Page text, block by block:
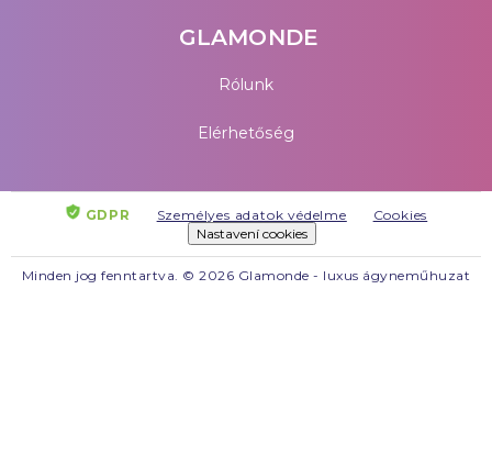
GLAMONDE
Rólunk
Elérhetőség
GDPR Személyes adatok védelme
Cookies
Nastavení cookies
Minden jog fenntartva. © 2026 Glamonde - luxus ágyneműhuzat